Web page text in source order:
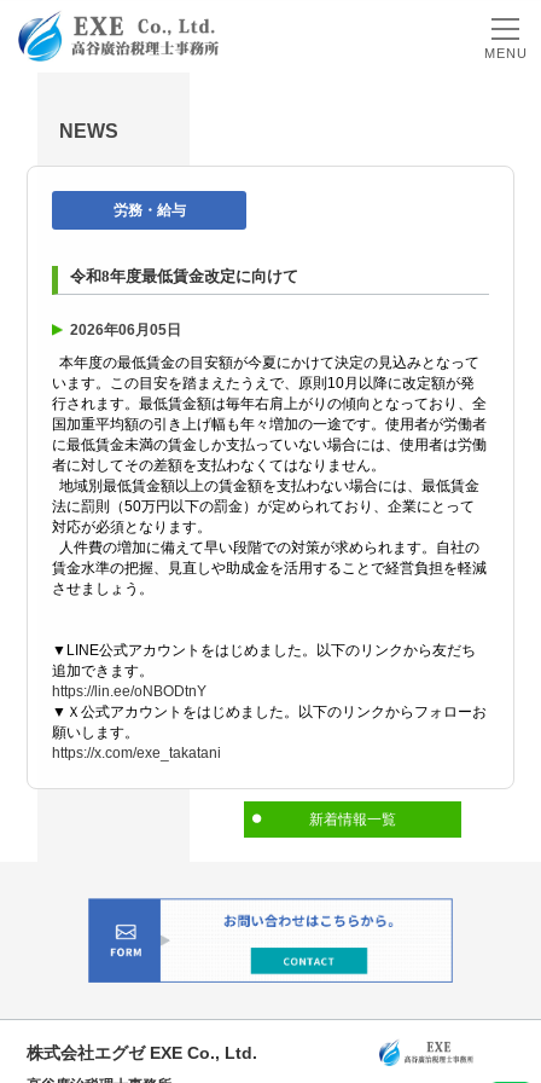
MENU
NEWS
労務・給与
令和8年度最低賃金改定に向けて
2026年06月05日
本年度の最低賃金の目安額が今夏にかけて決定の見込みとなって
います。この目安を踏まえたうえで、原則10月以降に改定額が発
行されます。最低賃金額は毎年右肩上がりの傾向となっており、全
国加重平均額の引き上げ幅も年々増加の一途です。使用者が労働者
に最低賃金未満の賃金しか支払っていない場合には、使用者は労働
者に対してその差額を支払わなくてはなりません。
地域別最低賃金額以上の賃金額を支払わない場合には、最低賃金
法に罰則（50万円以下の罰金）が定められており、企業にとって
対応が必須となります。
人件費の増加に備えて早い段階での対策が求められます。自社の
賃金水準の把握、見直しや助成金を活用することで経営負担を軽減
させましょう。
▼LINE公式アカウントをはじめました。以下のリンクから友だち
追加できます。
https://lin.ee/oNBODtnY
▼Ｘ公式アカウントをはじめました。以下のリンクからフォローお
願いします。
https://x.com/exe_takatani
新着情報一覧
株式会社エグゼ EXE Co., Ltd.